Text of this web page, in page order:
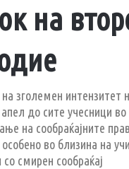
на
зголемен интензитет
до сите учесници во
на сообраќајните
во близина на
смирен сообраќај